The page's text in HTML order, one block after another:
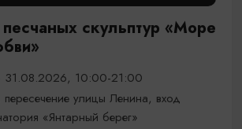
скульптур «Море
31.08.2026, 10:00-21:00
пересечение улицы Ленина, вход
«Янтарный берег»